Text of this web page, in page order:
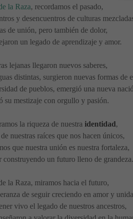
la Raza, recordamos el pasado,
y desencuentros de culturas
de unión, pero también de dolor,
un legado de aprendizaje y amor.
lejanas llegaron nuevos saberes,
distintas, surgieron nuevas formas de
de pueblos, emergió una nueva
su mestizaje con orgullo y pasión.
la riqueza de nuestra identidad,
nuestras raíces que nos hacen únicos,
que nuestra unión es nuestra fortaleza,
construyendo un futuro lleno de grandeza.
la Raza, miramos hacia el futuro,
de seguir creciendo en amor y
vivo el legado de nuestros ancestros,